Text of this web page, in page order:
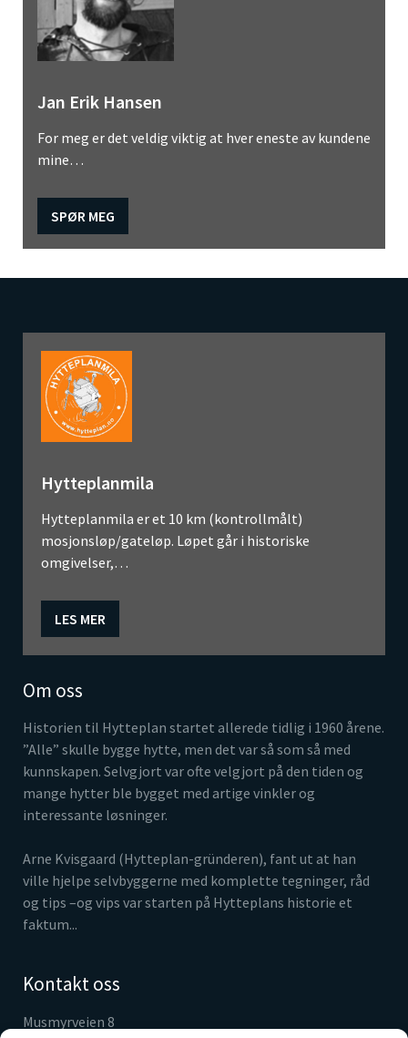
Jan Erik Hansen
For meg er det veldig viktig at hver eneste av kundene
mine…
SPØR MEG
Hytteplanmila
Hytteplanmila er et 10 km (kontrollmålt)
mosjonsløp/gateløp. Løpet går i historiske
omgivelser,…
LES MER
Om oss
Historien til Hytteplan startet allerede tidlig i 1960 årene.
”Alle” skulle bygge hytte, men det var så som så med
kunnskapen. Selvgjort var ofte velgjort på den tiden og
mange hytter ble bygget med artige vinkler og
interessante løsninger.
Arne Kvisgaard (Hytteplan-gründeren), fant ut at han
ville hjelpe selvbyggerne med komplette tegninger, råd
og tips –og vips var starten på Hytteplans historie et
faktum...
Kontakt oss
Musmyrveien 8